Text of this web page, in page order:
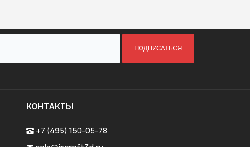
ПОДПИСАТЬСЯ
КОНТАКТЫ
+7 (495) 150-05-78